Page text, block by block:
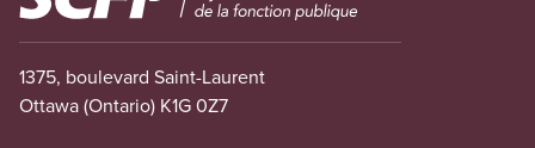
1375, boulevard Saint-Laurent
Ottawa (Ontario) K1G 0Z7